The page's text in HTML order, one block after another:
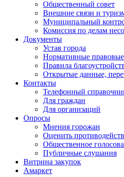
Общественный совет
Внешние связи и
Муниципальный
Комиссия по делам
Документы
Устав города
Нормативные
Правила
Открытые данные,
Контакты
Телефонный
Для граждан
Для организаций
Опросы
Мнения горожан
Оценить
Общественное
Публичные слушания
Витрина закупок
Амаркет